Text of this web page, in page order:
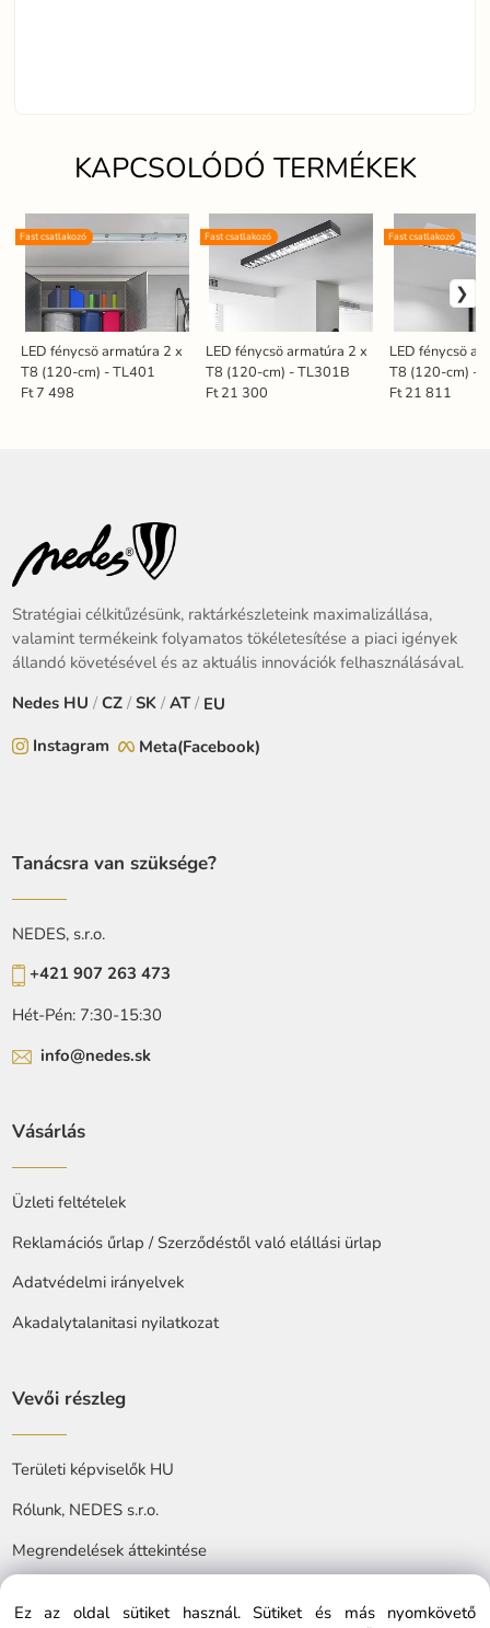
KAPCSOLÓDÓ TERMÉKEK
LED fénycsö armatúra 2 x
T8 (120-cm) - TL401
Fast csatlakozó
Ft 7 498
LED fénycsö armatúra 2 x
T8 (120-cm) - TL301B
Fast csatlakozó
Ft 21 300
LED fénycsö
T8 (120-cm) -
Fast csatlakozó
Ft 21 811
Stratégiai célkitűzésünk, raktárkészleteink maximalizállása,
valamint termékeink folyamatos tökéletesítése a piaci igények
állandó követésével és az aktuális innovációk felhasználásával.
Nedes HU /CZ /SK / AT/ EU
Instagram
Meta(Facebook)
Tanácsra van szüksége?
NEDES, s.r.o.
+421 907 263 473
Hét-Pén: 7:30-15:30
info@nedes.sk
Vásárlás
Üzleti feltételek
Reklamációs űrlap / Szerződéstől való elállási ürlap
Adatvédelmi irányelvek
Akadalytalanitasi nyilatkozat
Vevői részleg
Területi képviselők HU
Rólunk, NEDES s.r.o.
Megrendelések áttekintése
Ez az oldal sütiket használ. Sütiket és más nyomkövető